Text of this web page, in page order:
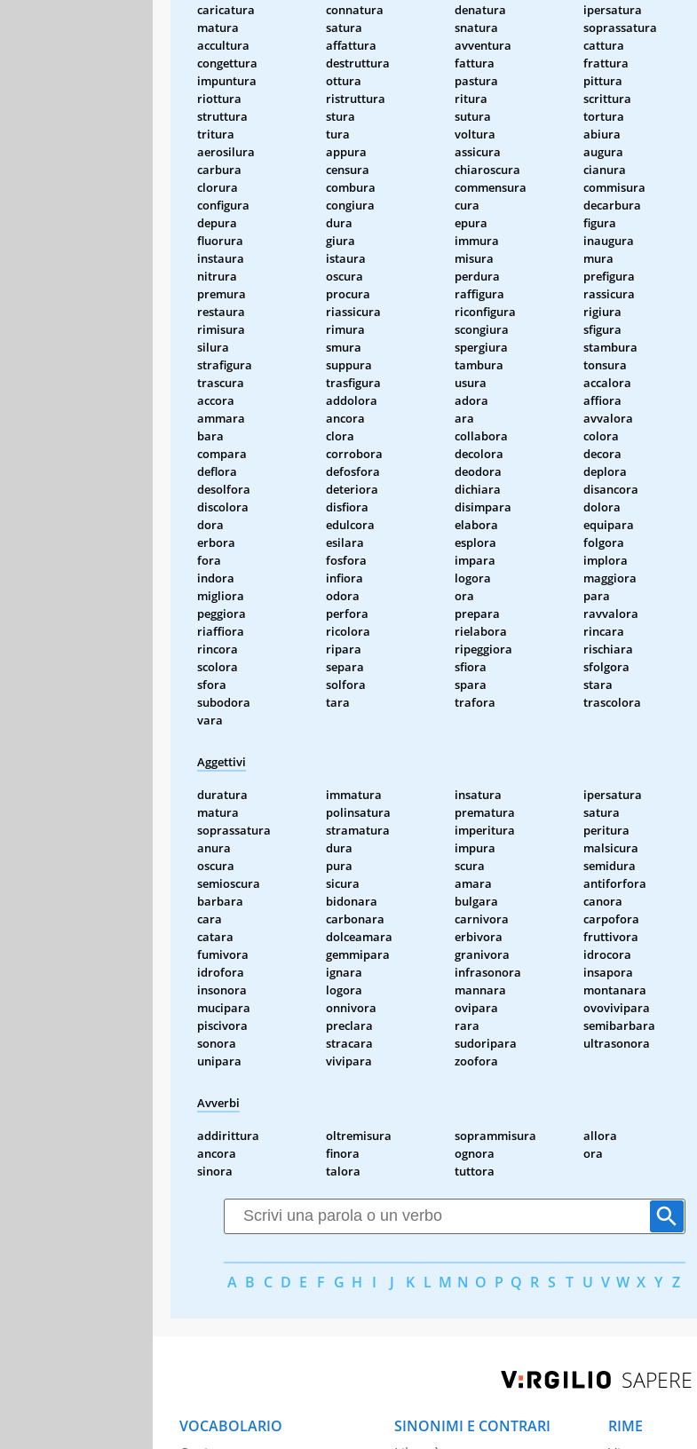
caricatura connatura denatura
ipersatura
matura
satura snatura
soprassatura
accultura
affattura avventura
cattura
congettura
destruttura fattura
frattura
impuntura
ottura pastura
pittura
riottura
ristruttura ritura
scrittura
struttura
stura sutura
tortura
tritura
tura voltura
abiura
aerosilura
appura assicura
augura
carbura
censura chiaroscura
cianura
clorura
combura commensura
commisura
configura
congiura cura
decarbura
depura
dura epura
figura
fluorura
giura immura
inaugura
instaura
istaura misura
mura
nitrura
oscura perdura
prefigura
premura
procura raffigura
rassicura
restaura
riassicura riconfigura
rigiura
rimisura
rimura scongiura
sfigura
silura
smura spergiura
stambura
strafigura
suppura tambura
tonsura
trascura
trasfigura usura
accalora
accora
addolora adora
affiora
ammara
ancora ara
avvalora
bara
clora collabora
colora
compara
corrobora decolora
decora
deflora
defosfora deodora
deplora
desolfora
deteriora dichiara
disancora
discolora
disfiora disimpara
dolora
dora
edulcora elabora
equipara
erbora
esilara esplora
folgora
fora
fosfora impara
implora
indora
infiora logora
maggiora
migliora
odora ora
para
peggiora
perfora prepara
ravvalora
riaffiora
ricolora rielabora
rincara
rincora
ripara ripeggiora
rischiara
scolora
separa sfiora
sfolgora
sfora
solfora spara
stara
subodora
tara trafora
trascolora
vara
Aggettivi
duratura immatura insatura
ipersatura
matura
polinsatura prematura
satura
soprassatura
stramatura imperitura
peritura
anura
dura impura
malsicura
oscura
pura scura
semidura
semioscura
sicura amara
antiforfora
barbara
bidonara bulgara
canora
cara
carbonara carnivora
carpofora
catara
dolceamara erbivora
fruttivora
fumivora
gemmipara granivora
idrocora
idrofora
ignara infrasonora
insapora
insonora
logora mannara
montanara
mucipara
onnivora ovipara
ovovivipara
piscivora
preclara rara
semibarbara
sonora
stracara sudoripara
ultrasonora
unipara
vivipara zoofora
Avverbi
addirittura oltremisura soprammisura
allora
ancora
finora ognora
ora
sinora
talora tuttora
A B C D E F G H I J K L M N O P Q R S T U V W X Y Z
SAPERE
VOCABOLARIO
SINONIMI E CONTRARI
RIME